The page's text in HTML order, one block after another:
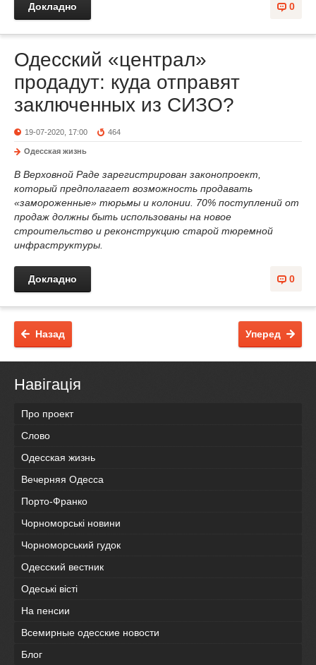
0
Докладно
Одесский «централ»
продадут: куда отправят
заключенных из СИЗО?
19-07-2020, 17:00 464
Одесская жизнь
В Верховной Раде зарегистрирован законопроект,
который предполагает возможность продавать
«замороженные» тюрьмы и колонии. 70% поступлений от
продаж должны быть использованы на новое
строительство и реконструкцию старой тюремной
инфраструктуры.
0
Докладно
Уперед
Назад
Навігація
Про проект
Слово
Одесская жизнь
Вечерняя Одесса
Порто-Франко
Чорноморські новини
Чорноморський гудок
Одесский вестник
Одеськi вiстi
На пенсии
Всемирные одесские новости
Блог